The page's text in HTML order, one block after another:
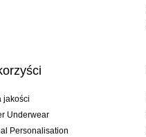
jakości
Underwear
Personalisation